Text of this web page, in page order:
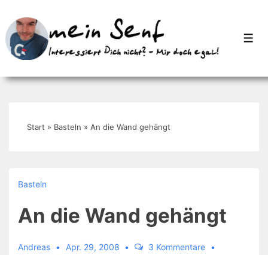
Zum
Inhalt
Start » Basteln » An die Wand gehängt
Basteln
An die Wand gehängt
Andreas Apr. 29, 2008
3 Kommentare